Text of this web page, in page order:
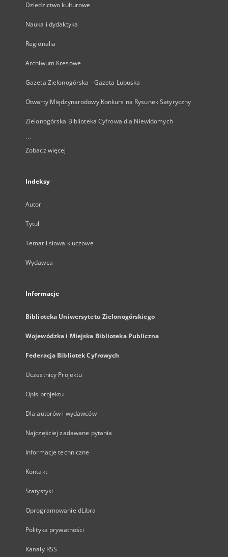
Dziedzictwo kulturowe
Nauka i dydaktyka
Regionalia
Archiwum Kresowe
Gazeta Zielonogórska - Gazeta Lubuska
Otwarty Międzynarodowy Konkurs na Rysunek Satyryczny
Zielonogórska Biblioteka Cyfrowa dla Niewidomych
...
Zobacz więcej
Indeksy
Autor
Tytuł
Temat i słowa kluczowe
Wydawca
Informacje
Biblioteka Uniwersytetu Zielonogórskiego
Wojewódzka i Miejska Biblioteka Publiczna
Federacja Bibliotek Cyfrowych
Uczestnicy Projektu
Opis projektu
Dla autorów i wydawców
Najczęściej zadawane pytania
Informacje techniczne
Kontakt
Statystyki
Oprogramowanie dLibra
Polityka prywatności
Kanały RSS